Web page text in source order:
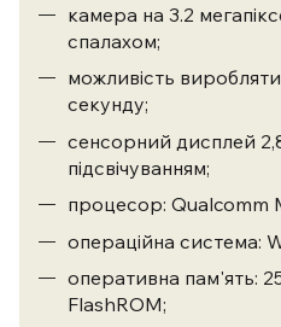
камера на 3.2
спалахом;
можливість
секунду;
сенсорний дисплей
підсвічуванням;
процесор: Qualcomm
операційна система:
оперативна пам'ять:
FlashROM;